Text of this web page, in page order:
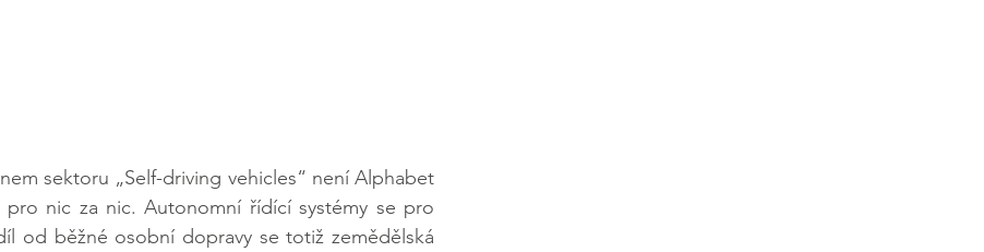
sektoru „Self-driving vehicles“ není Alphabet
nic za nic. Autonomní řídící systémy se pro
od běžné osobní dopravy se totiž zemědělská